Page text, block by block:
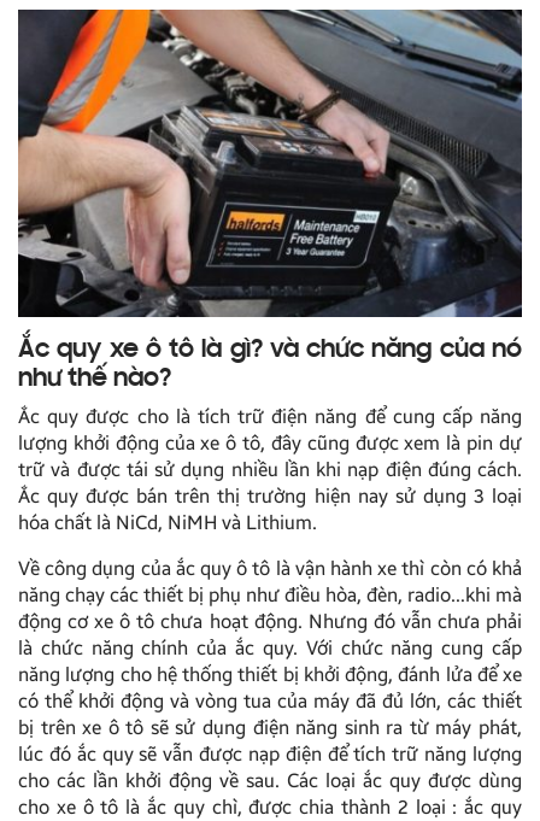
Ắc quy xe ô tô là gì? và chức năng của nó
như thế nào?
Ắc quy được cho là tích trữ điện năng để cung cấp năng
lượng khởi động của xe ô tô, đây cũng được xem là pin dự
trữ và được tái sử dụng nhiều lần khi nạp điện đúng cách.
Ắc quy được bán trên thị trường hiện nay sử dụng 3 loại
hóa chất là NiCd, NiMH và Lithium.
Về công dụng của ắc quy ô tô là vận hành xe thì còn có khả
năng chạy các thiết bị phụ như điều hòa, đèn, radio…khi mà
động cơ xe ô tô chưa hoạt động. Nhưng đó vẫn chưa phải
là chức năng chính của ắc quy. Với chức năng cung cấp
năng lượng cho hệ thống thiết bị khởi động, đánh lửa để xe
có thể khởi động và vòng tua của máy đã đủ lớn, các thiết
bị trên xe ô tô sẽ sử dụng điện năng sinh ra từ máy phát,
lúc đó ắc quy sẽ vẫn được nạp điện để tích trữ năng lượng
cho các lần khởi động về sau. Các loại ắc quy được dùng
cho xe ô tô là ắc quy chì, được chia thành 2 loại : ắc quy